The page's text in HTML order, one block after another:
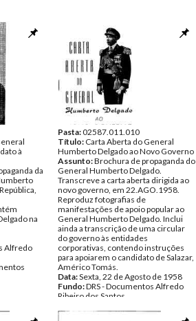
à
da
na
Alfredo
Pasta:02587.011.010
Título: Carta Aberta do General
Humberto Delgado ao Novo Governo
Assunto:Brochura de propaganda do
General Humberto Delgado.
Transcreve a carta aberta dirigida ao
novo governo, em 22.AGO.1958.
Reproduz fotografias de
manifestações de apoio popular ao
General Humberto Delgado. Inclui
ainda a transcrição de uma circular
do governo às entidades
corporativas, contendo instruções
para apoiarem o candidato de Salazar,
Américo Tomás.
Data:Sexta, 22 de Agosto de 1958
Fundo:DRS - Documentos Alfredo
Ribeiro dos Santos
Página(s):